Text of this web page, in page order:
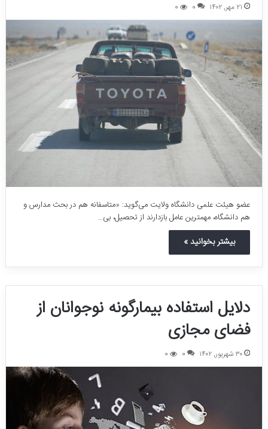
۲۱ مهر, ۱۴۰۲ 0
0
عضو هیئت علمی دانشگاه ولایت می‌گوید: «متاسفانه هم در بحث مدارس و
هم دانشگاه، مهمترین عامل بازدارند از تحصیل، بی…
بیشتر بخوانید »
دلایل استفاده بیمارگونه نوجوانان از
فضای مجازی
۳۰ شهریور, ۱۴۰۲ 0
0